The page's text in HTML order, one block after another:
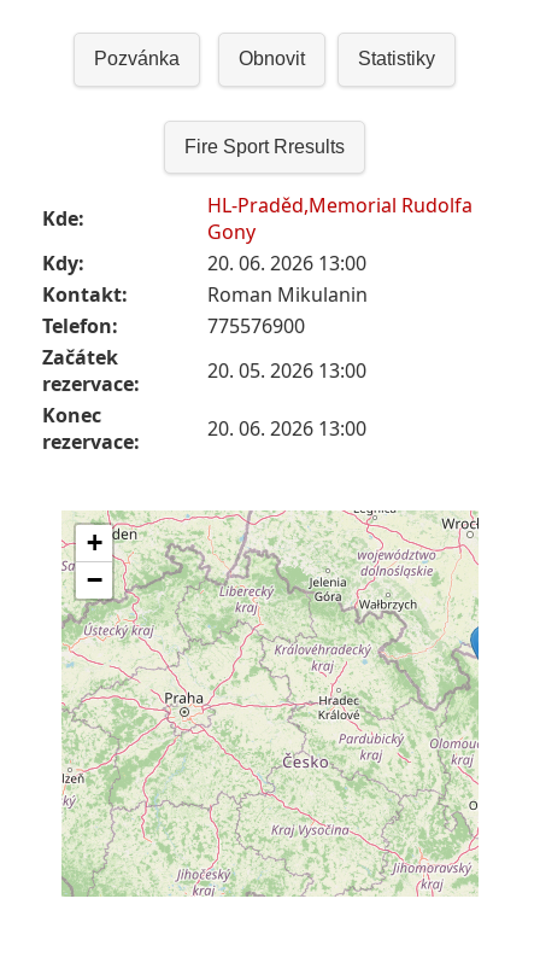
Pozvánka Obnovit Statistiky
Fire Sport Rresults
Kde:
HL-Praděd,Memorial Rudolfa
Gony
Kdy:
20. 06. 2026 13:00
Kontakt:
Roman Mikulanin
Telefon:
775576900
Začátek
rezervace:
20. 05. 2026 13:00
Konec
rezervace:
20. 06. 2026 13:00